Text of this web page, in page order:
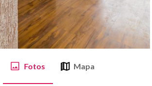
Fotos Mapa